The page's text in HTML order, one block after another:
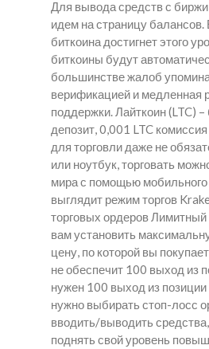
Для вывода средств с
идем на страницу балансов.
биткоина достигнет этого
биткоины будут
большинстве жалоб
верификацией и медленная
поддержки. Лайткоин (LTC)
депозит, 0,001 LTC
для торговли даже не
или ноутбук, торговать
мира с помощью
выглядит режим торгов
торговых ордеров Лимитный
вам установить
цену, по которой вы
не обеспечит 100 выход из
нужен 100 выход из
нужно выбирать стоп-лосс
вводить/выводить
поднять свой уровень